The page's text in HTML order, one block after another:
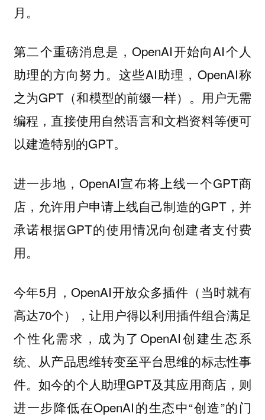
月。
第二个重磅消息是，OpenAI开始向AI个人
助理的方向努力。这些AI助理，OpenAI称
之为GPT（和模型的前缀一样）。用户无需
编程，直接使用自然语言和文档资料等便可
以建造特别的GPT。
进一步地，OpenAI宣布将上线一个GPT商
店，允许用户申请上线自己制造的GPT，并
承诺根据GPT的使用情况向创建者支付费
用。
今年5月，OpenAI开放众多插件（当时就有
高达70个），让用户得以利用插件组合满足
个性化需求，成为了OpenAI创建生态系
统、从产品思维转变至平台思维的标志性事
件。如今的个人助理GPT及其应用商店，则
进一步降低在OpenAI的生态中“创造”的门